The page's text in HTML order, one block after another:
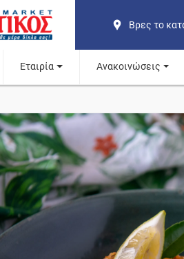
Βρες το
Εταιρία Ανακοινώσεις